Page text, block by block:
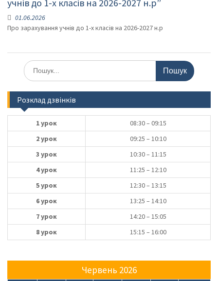
учнів до 1-х класів на 2026-2027 н.р”
01.06.2026
Про зарахування учнів до 1-х класів на 2026-2027 н.р
Шукати:
Розклад дзвінків
1 урок
08:30 – 09:15
2 урок
09:25 – 10:10
3 урок
10:30 – 11:15
4 урок
11:25 – 12:10
5 урок
12:30 – 13:15
6 урок
13:25 – 14:10
7 урок
14:20 – 15:05
8 урок
15:15 – 16:00
Червень 2026